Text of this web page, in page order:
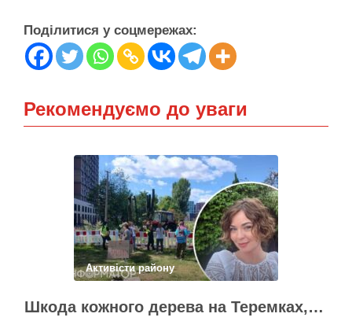
Поділитися у соцмережах:
Рекомендуємо до уваги
Активісти району
Шкода кожного дерева на Теремках, але тепло мають подати в 400 будинків – депутатка Київради